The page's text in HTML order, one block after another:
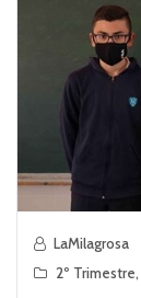
LaMilagrosa
2º Trimestre,